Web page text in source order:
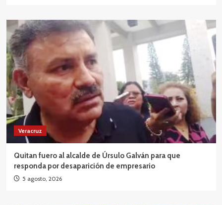
Veracruz
Quitan fuero al alcalde de Úrsulo Galván para que
responda por desaparición de empresario
5 agosto, 2026